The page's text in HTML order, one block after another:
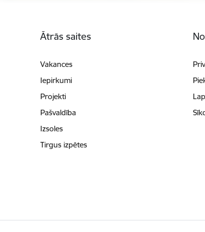
Ātrās saites
Vakances
Iepirkumi
Projekti
Pašvaldība
Izsoles
Tirgus izpētes